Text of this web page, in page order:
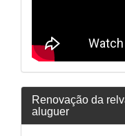
Renovação da
aluguer